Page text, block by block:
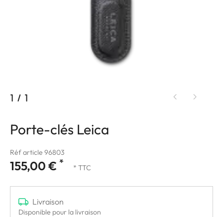
1 / 1
Porte-clés Leica
Réf article 96803
155,00 € * * TTC
Livraison
Disponible pour la livraison